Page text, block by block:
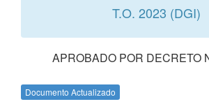
T.O. 2023 (DGI)
APROBADO POR DECRETO
Documento Actualizado